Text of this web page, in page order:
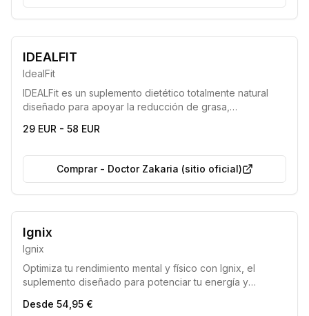
IDEALFIT
IdealFit
IDEALFit es un suplemento dietético totalmente natural
diseñado para apoyar la reducción de grasa,
hipocalórica y un estilo de vida activo. Su fórmula ayuda
29 EUR - 58 EUR
Comprar- Doctor Zakaria (sitio oficial)
7 de cada 10 eligen esto
Ignix
Ignix
Optimiza tu rendimiento mental y físico con Ignix, el
suplemento diseñado para potenciar tu energía y
meses con descuentos y envío gratuito.
Desde 54,95 €